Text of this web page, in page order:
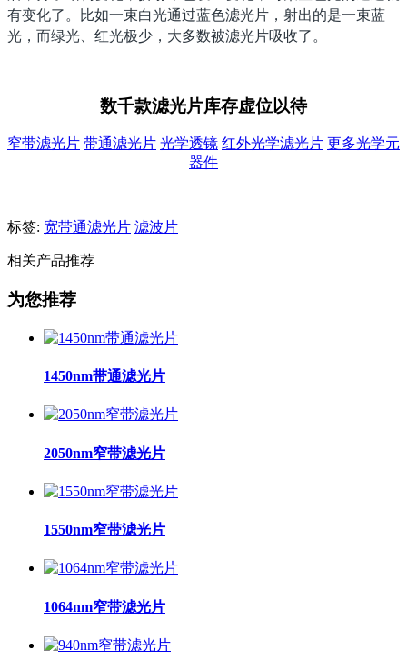
有变化了。比如一束白光通过蓝色滤光片，射出的是一束蓝
光，而绿光、红光极少，大多数被滤光片吸收了。
数千款滤光片库存虚位以待
窄带滤光片 带通滤光片 光学透镜 红外光学滤光片 更多光学元
器件
标签: 宽带通滤光片 滤波片
相关产品推荐
为您推荐
1450nm带通滤光片
2050nm窄带滤光片
1550nm窄带滤光片
1064nm窄带滤光片